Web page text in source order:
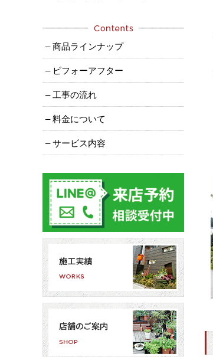
– 商品ラインナップ
– ビフォーアフター
– 工事の流れ
– 料金について
– サービス内容